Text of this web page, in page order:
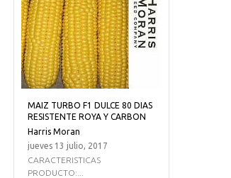
MAIZ TURBO F1 DULCE 80 DIAS
RESISTENTE ROYA Y CARBON
Harris Moran
jueves 13 julio, 2017
CARACTERISTICAS
PRODUCTO:...